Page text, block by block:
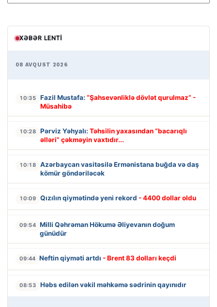
XƏBƏR LENTI
08 AVQUST 2026
10:35 Fazil Mustafa: “Şahsevənliklə dövlət qurulmaz” -
Müsahibə
10:28 Pərviz Yəhyalı: Təhsilin yaxasından “bacarıqlı
əlləri” çəkməyin vaxtıdır...
10:18
Azərbaycan vasitəsilə Ermənistana buğda və daş
kömür göndəriləcək
10:09 Qızılın qiymətində yeni rekord - 4400 dollar oldu
09:54 Milli Qəhrəman Hökumə Əliyevanın doğum
günüdür
09:44 Neftin qiyməti artdı - Brent 83 dolları keçdi
08:53 Həbs edilən vəkil məhkəmə sədrinin qayınıdır